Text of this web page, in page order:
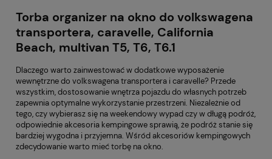
Torba organizer na okno do volkswagena
transportera, caravelle, California
Beach, multivan T5, T6, T6.1
Dlaczego warto zainwestować w dodatkowe wyposażenie
wewnętrzne do volkswagena transportera i caravelle? Przede
wszystkim, dostosowanie wnętrza pojazdu do własnych potrzeb
zapewnia optymalne wykorzystanie przestrzeni. Niezależnie od
tego, czy wybierasz się na weekendowy wypad czy w długą podróż,
odpowiednie akcesoria kempingowe sprawią, że podróż stanie się
bardziej wygodna i przyjemna. Wśród akcesoriów kempingowych
zdecydowanie warto mieć torbę na okno.